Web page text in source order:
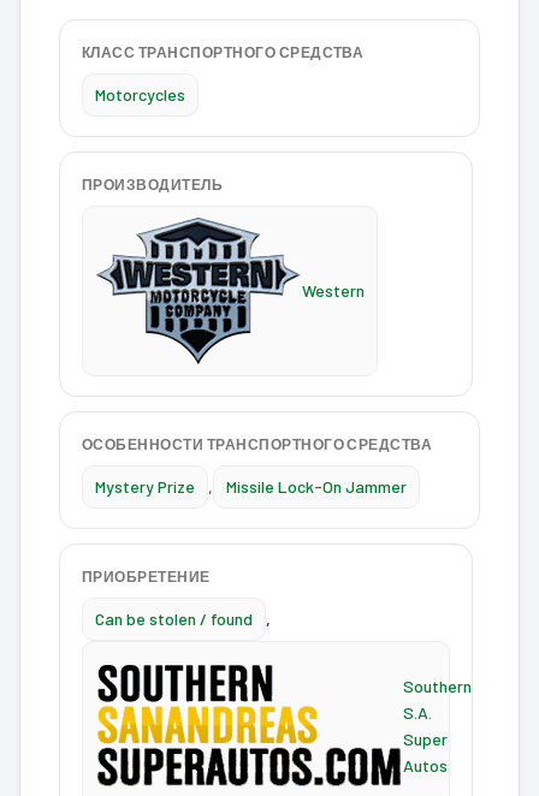
КЛАСС ТРАНСПОРТНОГО СРЕДСТВА
Motorcycles
ПРОИЗВОДИТЕЛЬ
Western
ОСОБЕННОСТИ ТРАНСПОРТНОГО СРЕДСТВА
Mystery Prize , Missile Lock-On Jammer
ПРИОБРЕТЕНИЕ
Can be stolen / found ,
Southern
S.A.
Super
Autos